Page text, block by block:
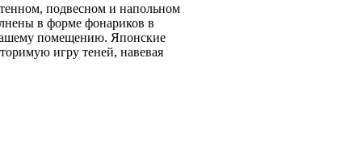
подвесном и напольном
в форме фонариков в
помещению. Японские
игру теней, навевая